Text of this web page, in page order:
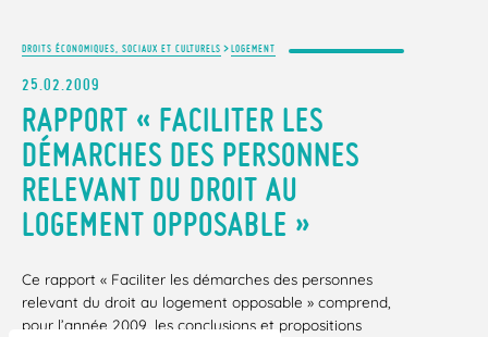
DROITS ÉCONOMIQUES, SOCIAUX ET CULTURELS >LOGEMENT
25.02.2009
RAPPORT « FACILITER LES
DÉMARCHES DES PERSONNES
RELEVANT DU DROIT AU
LOGEMENT OPPOSABLE »
Ce rapport « Faciliter les démarches des personnes
relevant du droit au logement opposable » comprend,
pour l’année 2009, les conclusions et propositions